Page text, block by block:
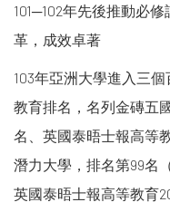
101─102年先後推動必
革，成效卓著
103年亞洲大學進入三
教育排名，名列金磚五
名、英國泰晤士報高等
潛力大學，排名第99名
英國泰晤士報高等教育